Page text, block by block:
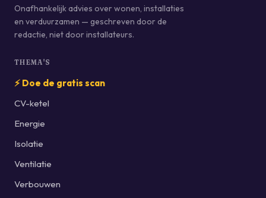
Onafhankelijk advies over wonen, installaties
en verduurzamen — geschreven door de
redactie, niet door installateurs.
THEMA'S
⚡ Doe de gratis scan
CV-ketel
Energie
Isolatie
Ventilatie
Verbouwen